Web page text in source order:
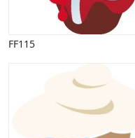
Penge, finans
Piktogrammer
Politik, arbejdsmarked
Scenarier
Skibe, både, søfart
FF115